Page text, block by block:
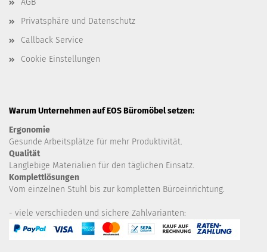
AGB
Privatsphäre und Datenschutz
Callback Service
Cookie Einstellungen
Warum Unternehmen auf EOS Büromöbel setzen:
Ergonomie
Gesunde Arbeitsplätze für mehr Produktivität.
Qualität
Langlebige Materialien für den täglichen Einsatz.
Komplettlösungen
Vom einzelnen Stuhl bis zur kompletten Büroeinrichtung.
- viele verschieden und sichere Zahlvarianten: